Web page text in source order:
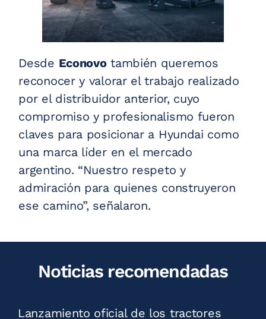
Desde Econovotambién queremos
reconocer y valorar el trabajo realizado
por el distribuidor anterior, cuyo
compromiso y profesionalismo fueron
claves para posicionar a Hyundai como
una marca líder en el mercado
argentino. “Nuestro respeto y
admiración para quienes construyeron
ese camino”, señalaron.
Noticias recomendadas
Lanzamiento oficial de los tractores